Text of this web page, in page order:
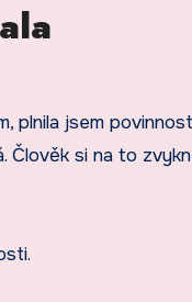
plnila jsem
Člověk si na to